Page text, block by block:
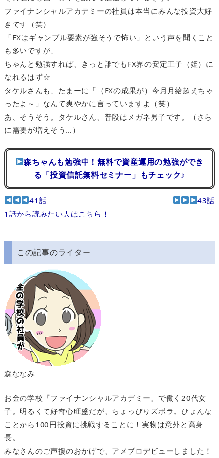
ファイナンシャルアカデミーの社員は本当にみんな投資大好
きです（笑）
「FXはギャンブル要素が強そうで怖い」という声を聞くこと
も多いですが、
ちゃんと勉強すれば、きっと誰でもFX界の安定王子（姫）に
なれるはず☆
タケルさんも、たまーに「（FXの成果が）今月月給超えちゃ
ったよ～」なんて爽やかに言っていますよ（笑）
あ、そうそう。タケルさん、普段はメガネ男子です。（さら
に需要が増えそう…）
森ちゃんも勉強中！無料で資産運用の勉強ができ
る「投資信託無料セミナー」もチェック♪
41話
43話
1話から読みたい人はこちら！
この記事のライター
森ななみ
お金の学校『ファイナンシャルアカデミー』で働く20代女
子。明るくて好奇心旺盛だが、ちょっぴりズボラ。ひょんな
ことから100円投資に挑戦することに！実物は意外と高身
長。
みなさんのご声援のおかげで、アメブロデビューしました！